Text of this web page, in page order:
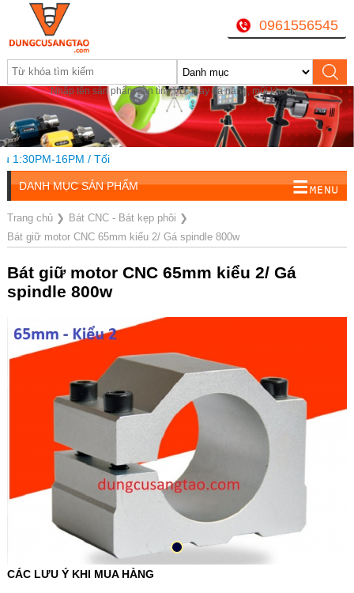
Nhập tên sản phẩm cần tìm, VD: máy đa năng, mũi khoan...
0961556545
16PM / Tối
DANH MỤC SẢN PHẨM
Trang chủ❯ Bát CNC - Bát kẹp phôi ❯
Bát giữ motor CNC 65mm kiểu 2/ Gá spindle 800w
Bát giữ motor CNC 65mm kiểu 2/ Gá
spindle 800w
CÁC LƯU Ý KHI MUA HÀNG